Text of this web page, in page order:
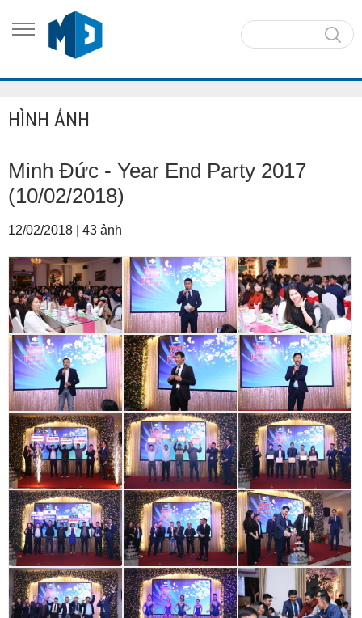
HÌNH ẢNH
Minh Đức - Year End Party 2017
(10/02/2018)
12/02/2018 43 ảnh